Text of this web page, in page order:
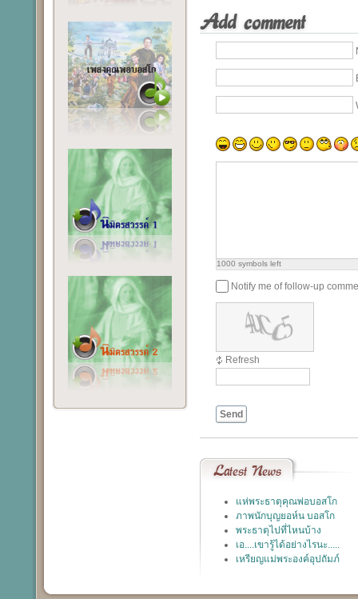
Add comment
1000 symbols left
Notify me of follow-up
Refresh
Send
Latest News
แห่พระธาตุคุณพ่อบอสโก
ภาพนักบุญยอห์น บอสโก
พระธาตุไปที่ไหนบ้าง
เอ....เขารู้ได้อย่างไรนะ.....
เหรียญแม่พระองค์อุปถัมภ์